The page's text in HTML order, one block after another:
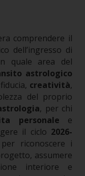
comprendere il
dell’ingresso di
quale area del
astrologico
creatività,
del proprio
, per chi
personale e
il ciclo 2026-
riconoscere i
assumere
interiore e